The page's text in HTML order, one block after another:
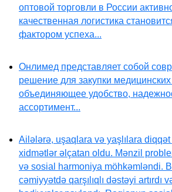
оптовой торговли в России
качественная логистика
фактором успеха...
Онлимед представляет собой
решение для закупки
объединяющее удобство,
ассортимент...
Ailələrə, uşaqlara və yaşlılara
xidmətlər əlçatan oldu. Mənzil
və sosial harmoniya möhkəmləndi.
cəmiyyətdə qarşılıqlı dəstəyi artırdı